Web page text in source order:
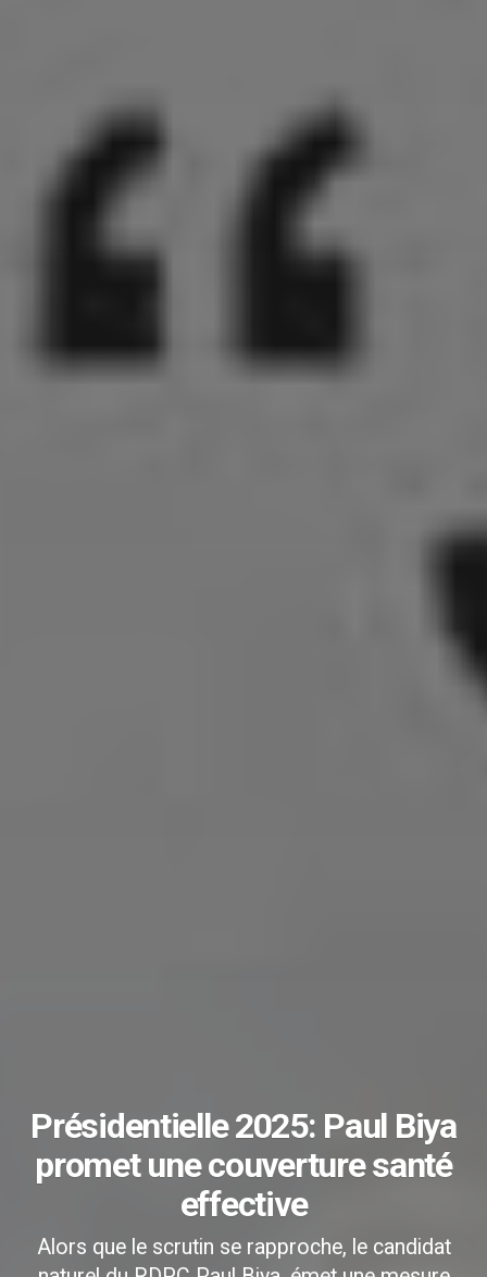
Présidentielle 2025: Paul Biya
promet une couverture santé
effective
Alors que le scrutin se rapproche, le candidat